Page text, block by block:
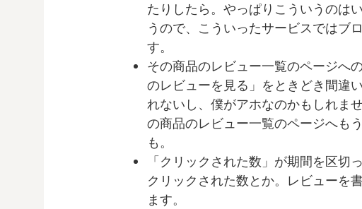
たりしたら。やっぱりこういうのは
うので、こういったサービスではブ
す。
その商品のレビュー一覧のページへ
のレビューを見る」をときどき間違
れないし、僕がアホなのかもしれま
の商品のレビュー一覧のページへも
も。
「クリックされた数」が期間を区切
クリックされた数とか。レビューを
ます。